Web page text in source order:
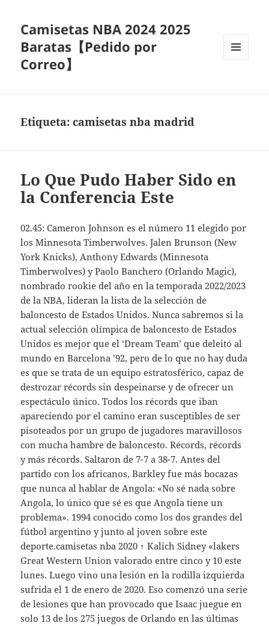
Camisetas NBA 2024 2025
Baratas【Pedido por
Correo】
Etiqueta:camisetas nba madrid
Lo Que Pudo Haber Sido en
la Conferencia Este
02.45: Cameron Johnson es el número 11 elegido por
los Minnesota Timberwolves. Jalen Brunson (New
York Knicks), Anthony Edwards (Minnesota
Timberwolves) y Paolo Banchero (Orlando Magic),
nombrado rookie del año en la temporada 2022/2023
de la NBA, lideran la lista de la selección de
baloncesto de Estados Unidos. Nunca sabremos si la
actual selección olímpica de baloncesto de Estados
Unidos es mejor que el ‘Dream Team’ que deleitó al
mundo en Barcelona ’92, pero de lo que no hay duda
es que se trata de un equipo estratosférico, capaz de
destrozar récords sin despeinarse y de ofrecer un
espectáculo único. Todos los récords que iban
apareciendo por el camino eran susceptibles de ser
pisoteados por un grupo de jugadores maravillosos
con mucha hambre de baloncesto. Récords, récords
y más récords. Saltaron de 7-7 a 38-7. Antes del
partido con los africanos, Barkley fue más bocazas
que nunca al hablar de Angola: «No sé nada sobre
Angola, lo único que sé es que Angola tiene un
problema». 1994 conocido como los dos grandes del
fútbol argentino y junto al joven sobre este
deporte.camisetas nba 2020 ↑ Kalich Sidney «lakers
Great Western Union valorado entre cinco y 10 este
lunes. Luego vino una lesión en la rodilla izquierda
sufrida el 1 de enero de 2020. Eso comenzó una serie
de lesiones que han provocado que Isaac juegue en
solo 13 de los 275 juegos de Orlando en las últimas